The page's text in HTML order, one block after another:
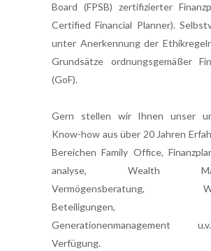
Board (FPSB) zertifizierter
Certified Financial Planner).
unter Anerkennung der
Grundsätze ordnungsgemäßer
(GoF).
Gern stellen wir Ihnen unser
Know-how aus über 20 Jahren
Bereichen Family Office,
analyse, Wealth
Vermögensberatung,
Beteiligungen,
Generationenmanagement
Verfügung.